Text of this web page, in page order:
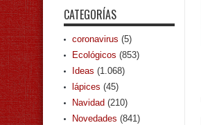
CATEGORÍAS
coronavirus (5)
Ecológicos (853)
Ideas (1.068)
lápices (45)
Navidad (210)
Novedades (841)